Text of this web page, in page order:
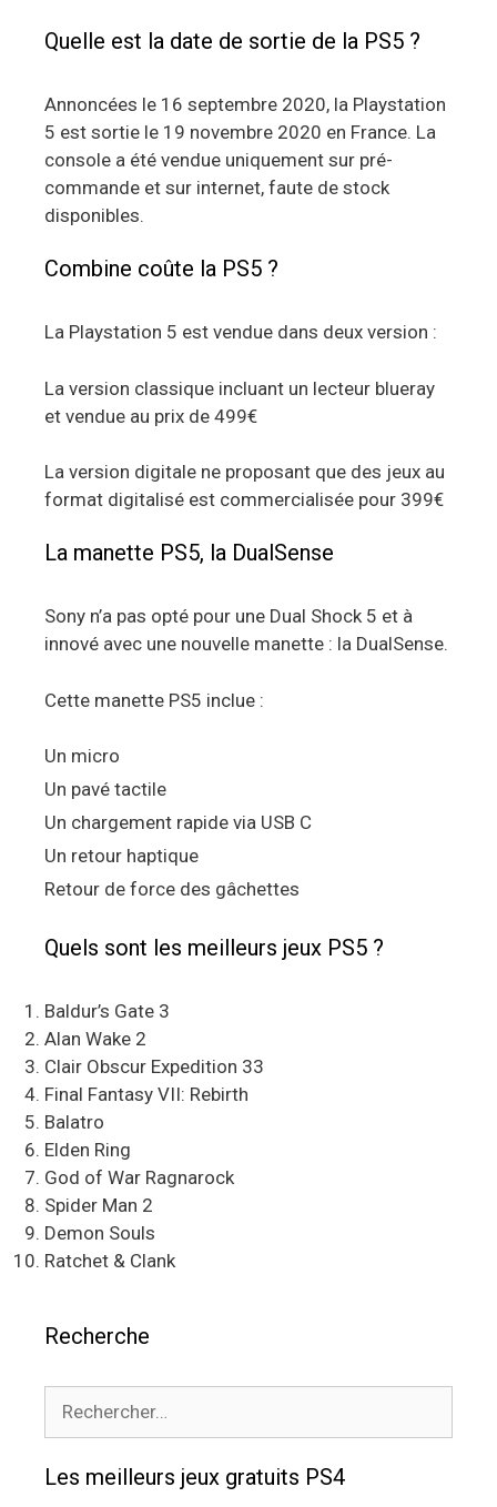
Quelle est la date de sortie de la PS5 ?
Annoncées le 16 septembre 2020, la Playstation
5 est sortie le 19 novembre 2020 en France. La
console a été vendue uniquement sur pré-
commande et sur internet, faute de stock
disponibles.
Combine coûte la PS5 ?
La Playstation 5 est vendue dans deux version :
La version classique incluant un lecteur blueray
et vendue au prix de 499€
La version digitale ne proposant que des jeux au
format digitalisé est commercialisée pour 399€
La manette PS5, la DualSense
Sony n’a pas opté pour une Dual Shock 5 et à
innové avec une nouvelle manette : la DualSense.
Cette manette PS5 inclue :
Un micro
Un pavé tactile
Un chargement rapide via USB C
Un retour haptique
Retour de force des gâchettes
Quels sont les meilleurs jeux PS5 ?
Baldur’s Gate 3
Alan Wake 2
Clair Obscur Expedition 33
Final Fantasy VII: Rebirth
Balatro
Elden Ring
God of War Ragnarock
Spider Man 2
Demon Souls
Ratchet & Clank
Recherche
Les meilleurs jeux gratuits PS4